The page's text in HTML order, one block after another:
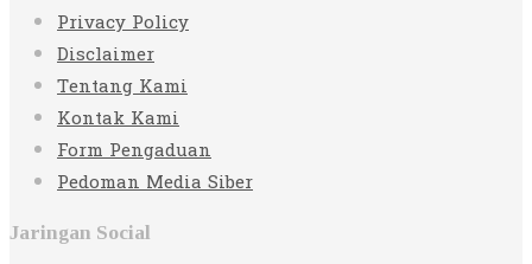
Privacy Policy
Disclaimer
Tentang Kami
Kontak Kami
Form Pengaduan
Pedoman Media Siber
Jaringan Social